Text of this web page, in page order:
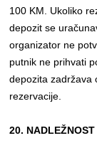
100 KM. Ukoliko
depozit se
organizator ne
putnik ne prihvati
depozita zadržava
rezervacije.
20.